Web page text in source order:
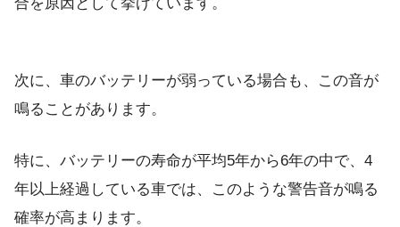
次に、車のバッテリーが弱っている場合も、この音が
鳴ることがあります。
特に、バッテリーの寿命が平均5年から6年の中で、4
年以上経過している車では、このような警告音が鳴る
確率が高まります。